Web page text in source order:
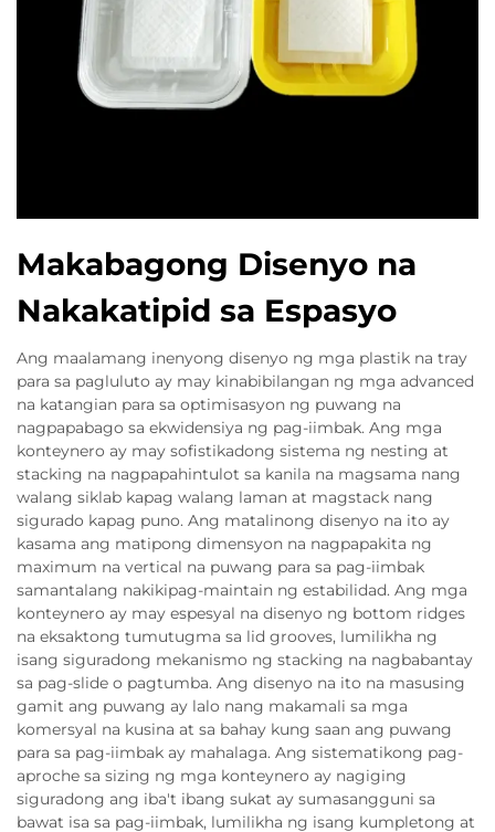
Makabagong Disenyo na
Nakakatipid sa Espasyo
Ang maalamang inenyong disenyo ng mga plastik na tray
para sa pagluluto ay may kinabibilangan ng mga advanced
na katangian para sa optimisasyon ng puwang na
nagpapabago sa ekwidensiya ng pag-iimbak. Ang mga
konteynero ay may sofistikadong sistema ng nesting at
stacking na nagpapahintulot sa kanila na magsama nang
walang siklab kapag walang laman at magstack nang
sigurado kapag puno. Ang matalinong disenyo na ito ay
kasama ang matipong dimensyon na nagpapakita ng
maximum na vertical na puwang para sa pag-iimbak
samantalang nakikipag-maintain ng estabilidad. Ang mga
konteynero ay may espesyal na disenyo ng bottom ridges
na eksaktong tumutugma sa lid grooves, lumilikha ng
isang siguradong mekanismo ng stacking na nagbabantay
sa pag-slide o pagtumba. Ang disenyo na ito na masusing
gamit ang puwang ay lalo nang makamali sa mga
komersyal na kusina at sa bahay kung saan ang puwang
para sa pag-iimbak ay mahalaga. Ang sistematikong pag-
aproche sa sizing ng mga konteynero ay nagiging
siguradong ang iba't ibang sukat ay sumasangguni sa
bawat isa sa pag-iimbak, lumilikha ng isang kumpletong at